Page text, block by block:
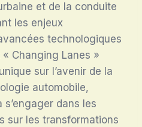
et de la conduite
les enjeux
technologiques
Changing Lanes »
sur l’avenir de la
automobile,
dans les
sur les transformations